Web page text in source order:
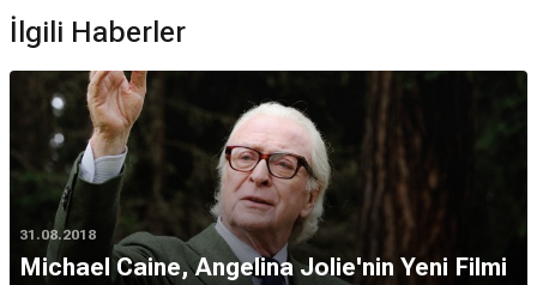
İlgili Haberler
31.08.2018
Michael Caine, Angelina Jolie'nin Yeni Filmi